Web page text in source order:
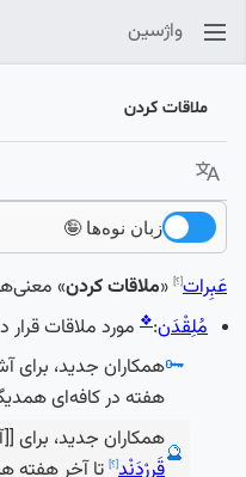
واژسین
ملاقات کردن
زبان
زبان نوه‌ها 🤪
عَبِرات[؟] «ملاقات کردن»
مُلِقْدَن:
❖ مورد ملاقات قرار
🗝️همکاران جدید، برای
هفته در کافه‌ای
🔮
همکاران جدید، برای
قَرِرْدَنْد[؟] تا آخر هفته